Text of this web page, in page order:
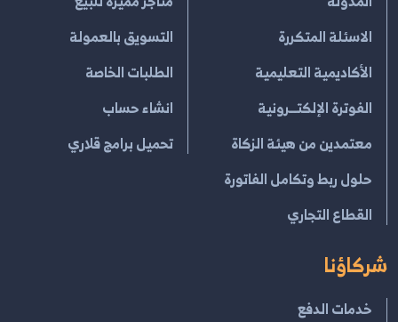
الاسئلة المتكررة
الأكاديمية التعليمية
الفوترة الإلكتــرونية
معتمدين من هيئة الزكاة
حلول ربط وتكامل الفاتورة
القطاع التجاري
التسويق بالعمولة
الطلبات الخاصة
انشاء حساب
تحميل برامج قلاري
شركاؤنا
خدمات الدفع